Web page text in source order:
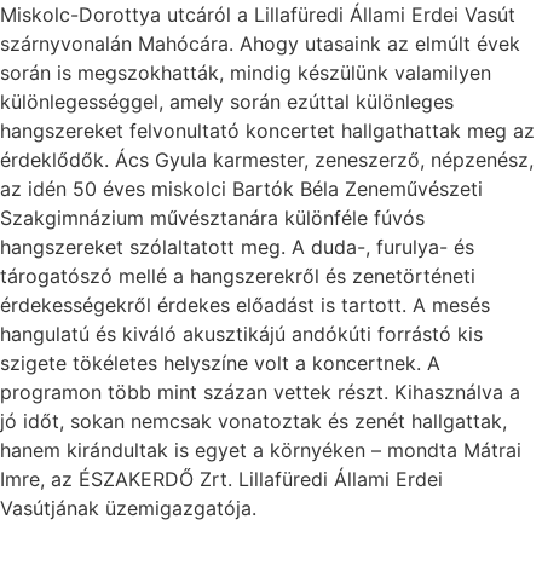
Miskolc-Dorottya utcáról a Lillafüredi Állami Erdei Vasút
szárnyvonalán Mahócára. Ahogy utasaink az elmúlt évek
során is megszokhatták, mindig készülünk valamilyen
különlegességgel, amely során ezúttal különleges
hangszereket felvonultató koncertet hallgathattak meg az
érdeklődők. Ács Gyula karmester, zeneszerző, népzenész,
az idén 50 éves miskolci Bartók Béla Zeneművészeti
Szakgimnázium művésztanára különféle fúvós
hangszereket szólaltatott meg. A duda-, furulya- és
tárogatószó mellé a hangszerekről és zenetörténeti
érdekességekről érdekes előadást is tartott. A mesés
hangulatú és kiváló akusztikájú andókúti forrástó kis
szigete tökéletes helyszíne volt a koncertnek. A
programon több mint százan vettek részt. Kihasználva a
jó időt, sokan nemcsak vonatoztak és zenét hallgattak,
hanem kirándultak is egyet a környéken – mondta Mátrai
Imre, az ÉSZAKERDŐ Zrt. Lillafüredi Állami Erdei
Vasútjának üzemigazgatója.